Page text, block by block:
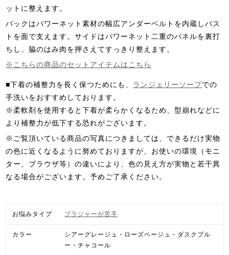
ットに整えます。
バックはパワーネット素材の幅広アンダーベルトを内蔵しバス
トを面で支えます。サイドはパワーネット二重のパネルを裏打
ちし、脇のはみ肉を押さえてすっきり整えます。
※こちらの商品のセットアイテムはこちら
■下着の補整力を長く保つためにも、 ランジェリーソープでの
手洗いをおすすめしております。
※柔軟剤を使用すると下着が柔らかくなるため、型崩れなどに
より補整力が低下する恐れがございます。
※ご覧頂いている商品の写真につきましては、できるだけ実物
の色に近くなるように努めておりますが、お使いの環境（モニ
ター、ブラウザ等）の違いにより、色の見え方が実物と若干異
なる場合がございます。予めご了承ください。
お悩みタイプ ブラジャーが苦手
カラー
シアーグレージュ・ローズベージュ・ダスクブル
ー・チャコール